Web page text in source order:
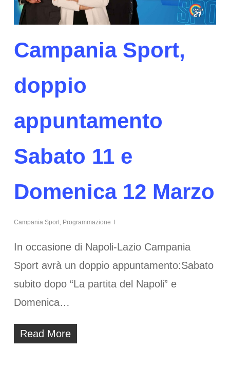
Campania Sport,
doppio
appuntamento
Sabato 11 e
Domenica 12 Marzo
Campania Sport, Programmazione
In occasione di Napoli-Lazio Campania
Sport avrà un doppio appuntamento:Sabato
subito dopo “La partita del Napoli” e
Domenica…
Read More